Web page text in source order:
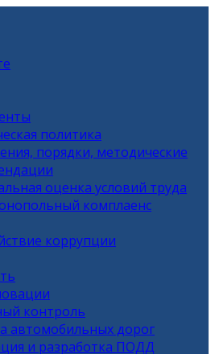
политика
порядки, методические
оценка условий труда
комплаенс
коррупции
контроль
автомобильных дорог
и разработка ПОДД